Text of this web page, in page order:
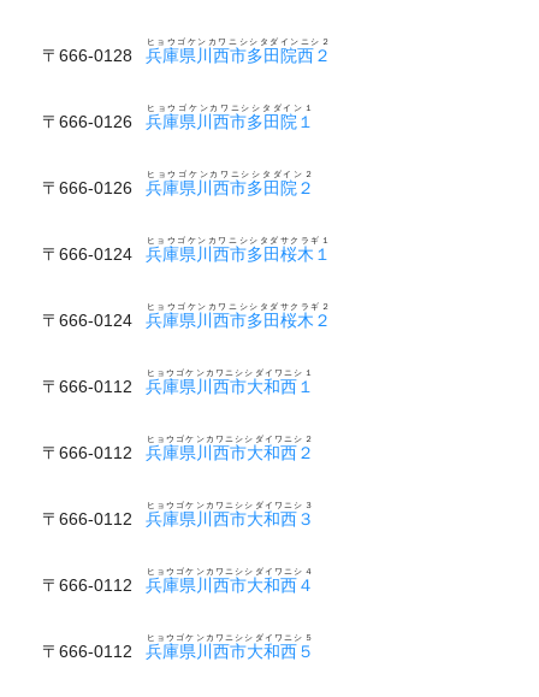
〒666-0128 兵庫県川西市多田院西２
ヒョウゴケンカワニシシタダインニシ２
〒666-0126 兵庫県川西市多田院１
ヒョウゴケンカワニシシタダイン１
〒666-0126 兵庫県川西市多田院２
ヒョウゴケンカワニシシタダイン２
〒666-0124 兵庫県川西市多田桜木１
ヒョウゴケンカワニシシタダサクラギ１
〒666-0124 兵庫県川西市多田桜木２
ヒョウゴケンカワニシシタダサクラギ２
〒666-0112 兵庫県川西市大和西１
ヒョウゴケンカワニシシダイワニシ１
〒666-0112 兵庫県川西市大和西２
ヒョウゴケンカワニシシダイワニシ２
〒666-0112 兵庫県川西市大和西３
ヒョウゴケンカワニシシダイワニシ３
〒666-0112 兵庫県川西市大和西４
ヒョウゴケンカワニシシダイワニシ４
〒666-0112 兵庫県川西市大和西５
ヒョウゴケンカワニシシダイワニシ５